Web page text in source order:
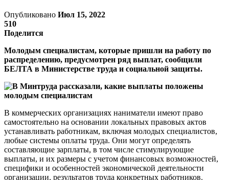
Опубликовано Июл 15, 2022
510
Поделится
Молодым специалистам, которые пришли на работу по
распределению, предусмотрен ряд выплат, сообщили
БЕЛТА в Министерстве труда и социальной защиты.
В коммерческих организациях наниматели имеют право
самостоятельно на основании локальных правовых актов
устанавливать работникам, включая молодых специалистов,
любые системы оплаты труда. Они могут определять
составляющие зарплаты, в том числе стимулирующие
выплаты, и их размеры с учетом финансовых возможностей,
специфики и особенностей экономической деятельности
организации, результатов труда конкретных работников.